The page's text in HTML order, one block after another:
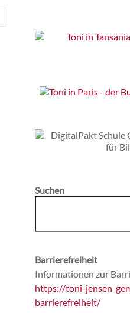
Suchen
Barrierefreiheit
Informationen zur
https://toni-jensen-
barrierefreiheit/